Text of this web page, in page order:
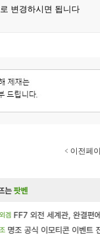
변경하시면 됩니다
이전페
지M 아떨린다 한시간후면
사막 대충 연구소요약 [5]
는팟벤
겜 FF7 외전 세계관, 완결편
명조 공식 이모티콘 이벤트 진행해